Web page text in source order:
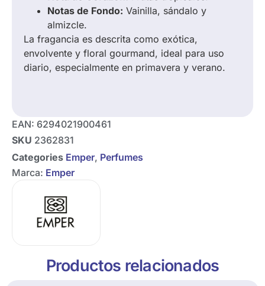
Notas de Fondo: Vainilla, sándalo y
almizcle.
La fragancia es descrita como exótica,
envolvente y floral gourmand, ideal para uso
diario, especialmente en primavera y verano.
EAN: 6294021900461
SKU 2362831
Categories Emper, Perfumes
Marca: Emper
Productos relacionados